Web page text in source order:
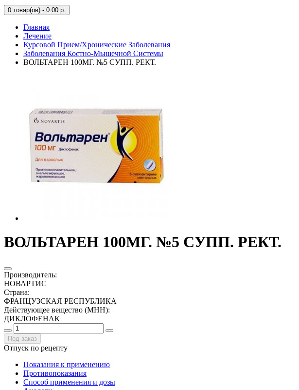
0 товар(ов) - 0.00 р.
Главная
Лечение
Курсовой Прием/Хронические Заболевания
Заболевания Костно-Мышечной Системы
ВОЛЬТАРЕН 100МГ. №5 СУПП. РЕКТ.
ВОЛЬТАРЕН 100МГ. №5 СУПП. РЕКТ.
Производитель:
НОВАРТИС
Страна:
ФРАНЦУЗСКАЯ РЕСПУБЛИКА
Действующее вещество (МНН):
ДИКЛОФЕНАК
Под заказ
Отпуск по рецепту
Показания к применению
Противопоказания
Способ применения и дозы